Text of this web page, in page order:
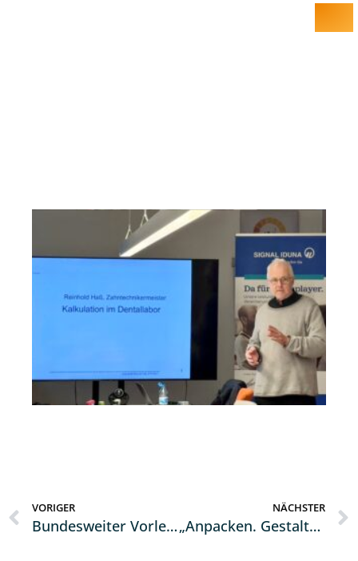
VORIGER
Bundesweiter Vorlesetag: HWK-Präsident liest Kita-Kindern vor – Handwerk zum Anfassen für die Jüngsten
NÄCHSTER
„Anpacken. Gestalten. Vorangehen“ Obermeistertag 2025: Handwerk fordert bessere Rahmenbedingungen und ehrt jahrzehntelanges Engagement